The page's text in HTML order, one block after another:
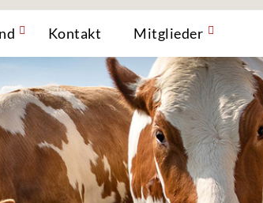
Kontakt Mitglieder